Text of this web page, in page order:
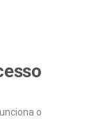
o